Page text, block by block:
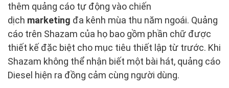
thêm quảng cáo tự động vào chiến
dịch marketing đa kênh mùa thu năm ngoái. Quảng
cáo trên Shazam của họ bao gồm phần chữ được
thiết kế đặc biệt cho mục tiêu thiết lập từ trước. Khi
Shazam không thể nhận biết một bài hát, quảng cáo
Diesel hiện ra đồng cảm cùng người dùng.